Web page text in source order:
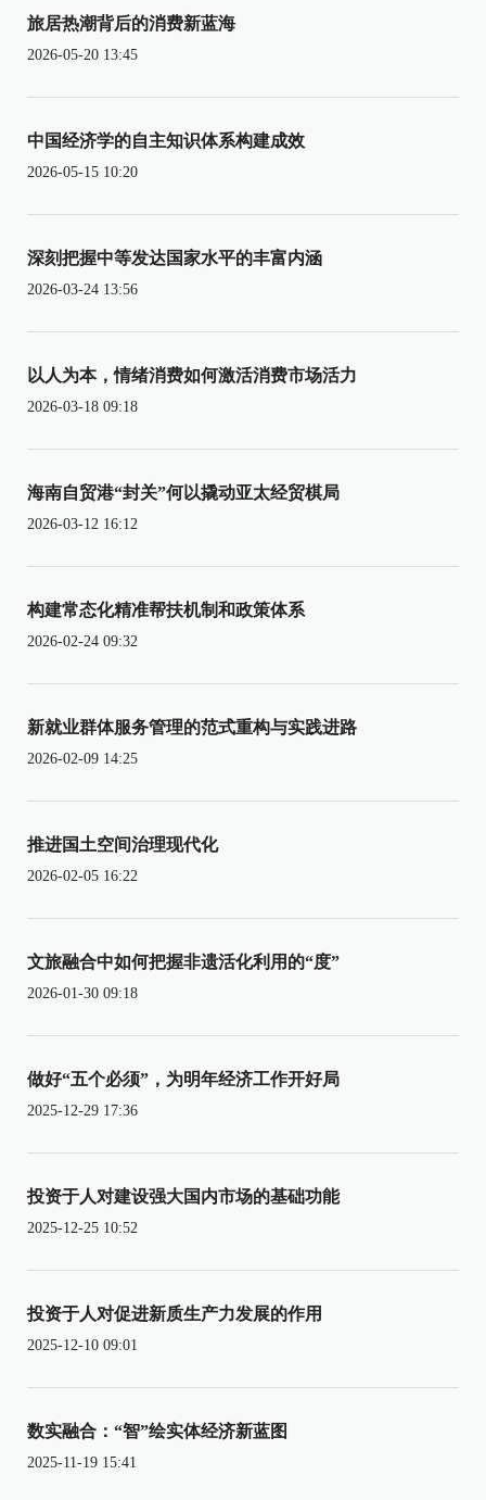
旅居热潮背后的消费新蓝海
2026-05-20 13:45
中国经济学的自主知识体系构建成效
2026-05-15 10:20
深刻把握中等发达国家水平的丰富内涵
2026-03-24 13:56
以人为本，情绪消费如何激活消费市场活力
2026-03-18 09:18
海南自贸港“封关”何以撬动亚太经贸棋局
2026-03-12 16:12
构建常态化精准帮扶机制和政策体系
2026-02-24 09:32
新就业群体服务管理的范式重构与实践进路
2026-02-09 14:25
推进国土空间治理现代化
2026-02-05 16:22
文旅融合中如何把握非遗活化利用的“度”
2026-01-30 09:18
做好“五个必须”，为明年经济工作开好局
2025-12-29 17:36
投资于人对建设强大国内市场的基础功能
2025-12-25 10:52
投资于人对促进新质生产力发展的作用
2025-12-10 09:01
数实融合：“智”绘实体经济新蓝图
2025-11-19 15:41